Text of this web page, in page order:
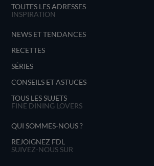
TOUTES LES ADRESSES
INSPIRATION
NEWS ET TENDANCES
RECETTES
SÉRIES
CONSEILS ET ASTUCES
TOUS LES SUJETS
FINE DINING LOVERS
QUI SOMMES-NOUS ?
REJOIGNEZ FDL
SUIVEZ-NOUS SUR